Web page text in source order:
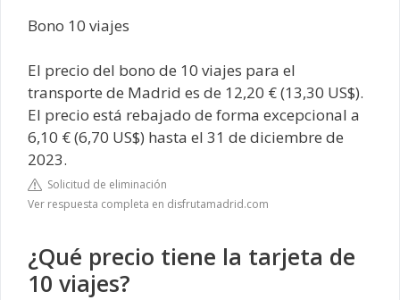
Bono 10 viajes
El precio del bono de 10 viajes para el
transporte de Madrid es de 12,20 € (13,30 US$).
El precio está rebajado de forma excepcional a
6,10 € (6,70 US$) hasta el 31 de diciembre de
2023.
Solicitud de eliminación
Ver respuesta completa en disfrutamadrid.com
¿Qué precio tiene la tarjeta de
10 viajes?